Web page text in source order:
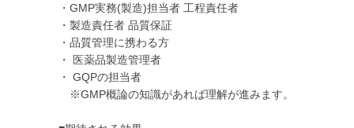
・GMP実務(製造)担当者 工程責任者
・製造責任者 品質保証
・品質管理に携わる方
・ 医薬品製造管理者
・ GQPの担当者
※GMP概論の知識があれば理解が進みます。